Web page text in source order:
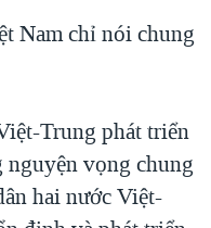
Nam chỉ nói chung
Trung phát triển
nguyện vọng chung
hai nước Việt-